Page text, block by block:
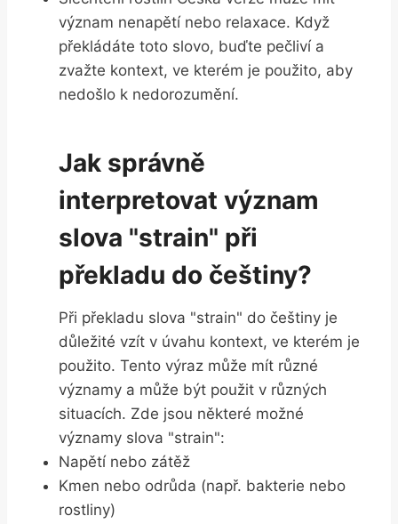
význam nenapětí nebo relaxace. Když
překládáte toto slovo, buďte pečliví a
zvažte kontext, ve kterém je použito, aby
nedošlo k nedorozumění.
Jak správně
interpretovat význam
slova "strain" při
překladu do češtiny?
Při překladu slova "strain" do češtiny je
důležité vzít v úvahu kontext, ve kterém je
použito. Tento výraz může mít různé
významy a může být použit v různých
situacích. Zde jsou některé možné
významy slova "strain":
Napětí nebo zátěž
Kmen nebo odrůda (např. bakterie nebo
rostliny)